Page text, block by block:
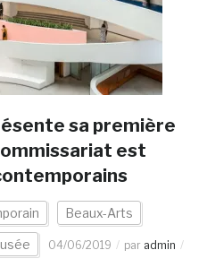
sa première
est
Beaux-Arts
04/06/2019 par admin